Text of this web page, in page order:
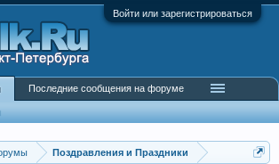
Войти или зарегистрироваться
Поздравления и Праздники
Последние сообщения на форуме